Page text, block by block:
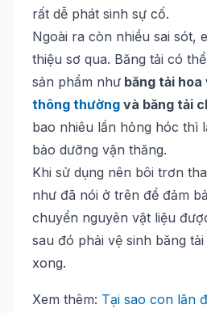
rất dễ phát sinh sự cố.
Ngoài ra còn nhiều sai sót,
thiệu sơ qua. Băng tải có
sản phẩm như băng tải hoa
thông thường và băng tải
bao nhiêu lần hỏng hóc thì
bảo dưỡng vận thăng.
Khi sử dụng nên bôi trơn
như đã nói ở trên để đảm
chuyển nguyên vật liệu
sau đó phải vệ sinh băng
xong.
Xem thêm: Tại sao con lăn